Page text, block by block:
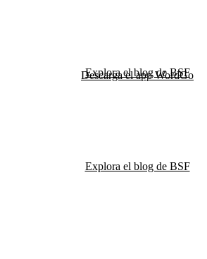
Descarga el app WordGo
Explora el blog de BSF
Explora el blog de BSF